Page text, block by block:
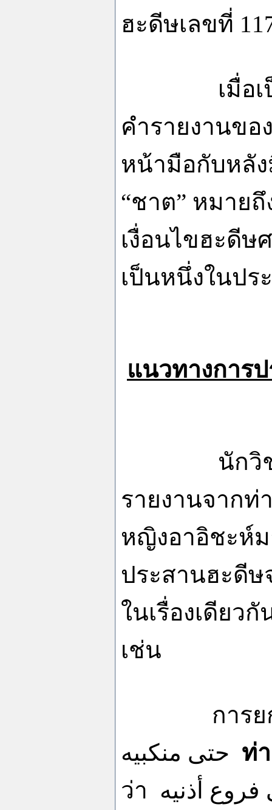
ฮะดีษเลขที่
เมื่อ
คำรายงานขอ
หน้ามือกับหลั
“ชาต” หมาย
เงื่อนไขฮะดีษ
เป็นหนึ่งในปร
แนวทางการ
นักวิ
รายงานจาก
หญิงอาอิชะห์
ประสานฮะดีษ
ในเรื่องเดียว
เช่น
การยกมือ
حتى منكبيه ท่
ว่า